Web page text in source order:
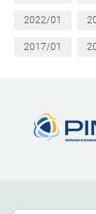
2022/01
2017/01